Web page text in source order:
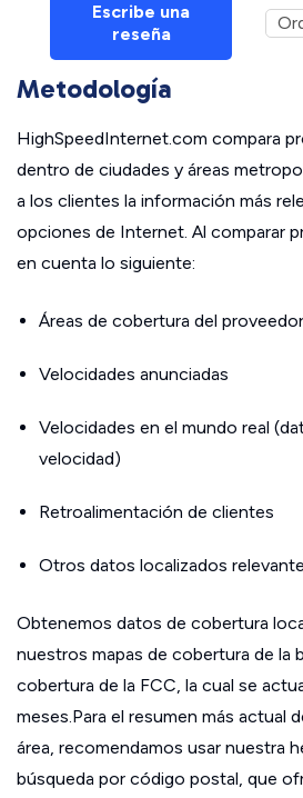
Escribe una
reseña
Metodología
HighSpeedInternet.com compara
dentro de ciudades y áreas
a los clientes la información más
opciones de Internet. Al comparar
en cuenta lo siguiente:
Áreas de cobertura del proveedor
Velocidades anunciadas
Velocidades en el mundo real
velocidad)
Retroalimentación de clientes
Otros datos localizados
Obtenemos datos de cobertura
nuestros mapas de cobertura de la
cobertura de la FCC, la cual se
meses.Para el resumen más actual
área, recomendamos usar nuestra
búsqueda por código postal, que